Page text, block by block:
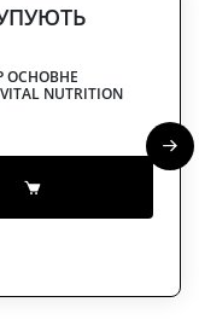
ОСНОВНЕ
NUTRITION